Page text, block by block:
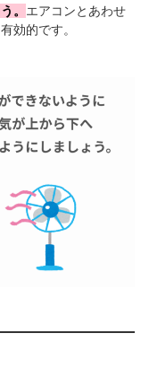
。 エアコンとあわせ
効的です。